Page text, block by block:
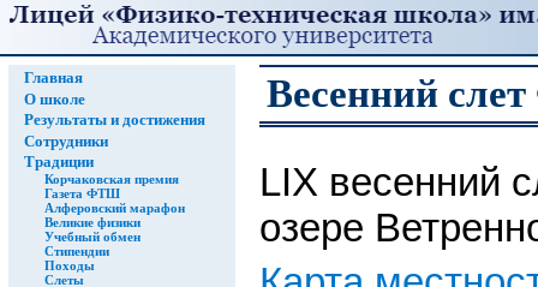
Главная
О школе
Результаты и достижения
Сотрудники
Традиции
Корчаковская премия
Газета ФТШ
Алферовский марафон
Великие физики
Учебный обмен
Стипендии
Походы
Слеты
Весенний
LIX весенний
озере